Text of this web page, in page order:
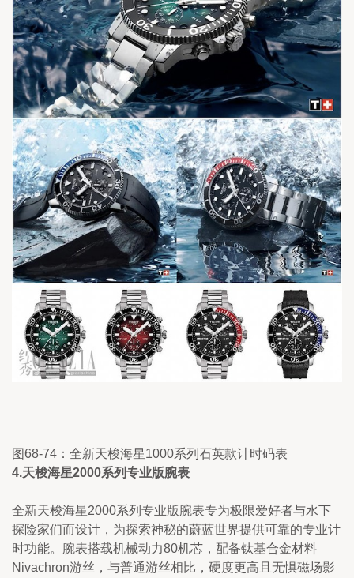
图68-74：全新天梭海星1000系列石英款计时码表
4.天梭海星2000系列专业版腕表
全新天梭海星2000系列专业版腕表专为极限爱好者与水下
探险家们而设计，为探索神秘的蔚蓝世界提供可靠的专业计
时功能。腕表搭载机械动力80机芯，配备钛基合金材料
Nivachron游丝，与普通游丝相比，硬度更高且无惧磁场影